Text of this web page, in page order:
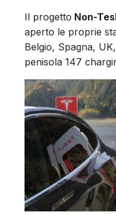
Il progetto Non-
aperto le proprie
Belgio, Spagna,
penisola 147